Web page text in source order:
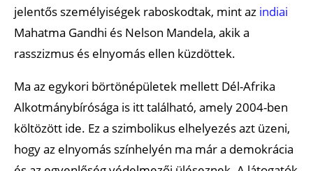
jelentős személyiségek raboskodtak, mint az indiai
Mahatma Gandhi és Nelson Mandela, akik a
rasszizmus és elnyomás ellen küzdöttek.
Ma az egykori börtönépületek mellett Dél-Afrika
Alkotmánybírósága is itt található, amely 2004-ben
költözött ide. Ez a szimbolikus elhelyezés azt üzeni,
hogy az elnyomás színhelyén ma már a demokrácia